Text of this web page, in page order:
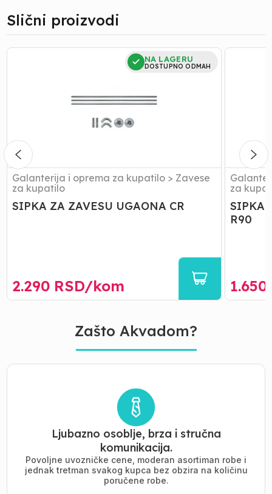
Slični proizvodi
SIPKA
NA LAGERU
DOSTUPNO ODMAH
Galanterija i oprema za kupatilo > Zavese
za kupatilo
SIPKA ZA ZAVESU UGAONA CR
2.290 RSD/kom
SIPKA
za
SIPKA
R90
1.650
Zašto Akvadom?
Ljubazno osoblje, brza i stručna
komunikacija.
Povoljne uvozničke cene, moderan asortiman robe i
jednak tretman svakog kupca bez obzira na količinu
poručene robe.